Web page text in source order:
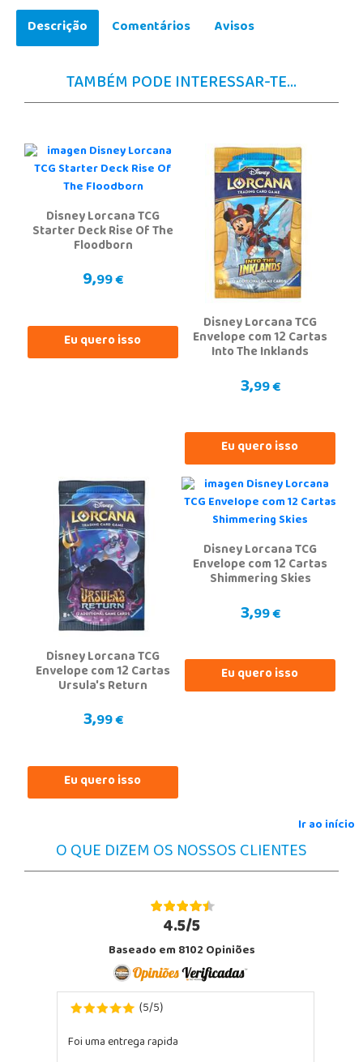
Descrição Comentários Avisos
TAMBÉM PODE INTERESSAR-TE...
Disney Lorcana TCG
Starter Deck Rise Of The
Floodborn
9,99 €
Eu quero isso
Disney Lorcana TCG
Envelope com 12 Cartas
Into The Inklands
3,99 €
Eu quero isso
Disney Lorcana TCG
Envelope com 12 Cartas
Ursula's Return
3,99 €
Eu quero isso
Disney Lorcana TCG
Envelope com 12 Cartas
Shimmering Skies
3,99 €
Eu quero isso
Ir ao início
O QUE DIZEM OS NOSSOS CLIENTES
4.5/5
Baseado em 8102 Opiniões
(5/5)
Foi uma entrega rapida